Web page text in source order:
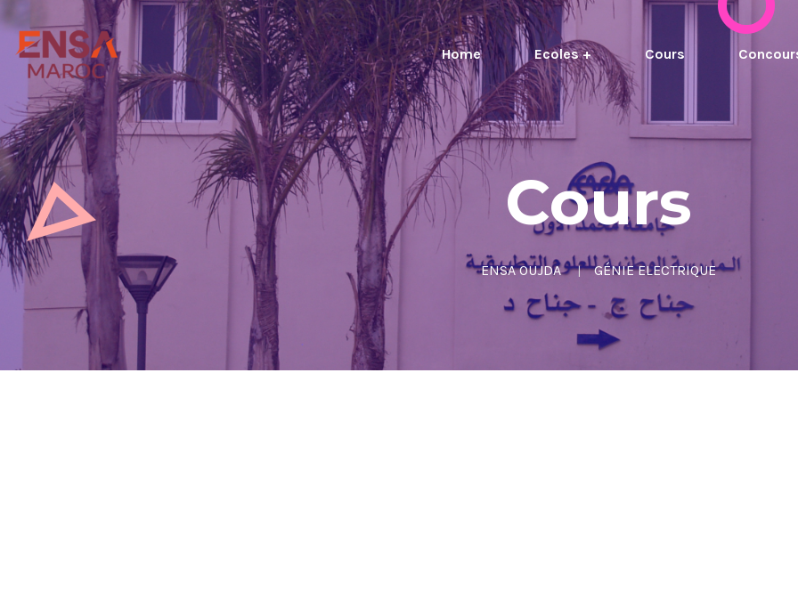
Home Ecoles + Cours
Cours
ENSA OUJDA GÉNIE ELECTRIQUE